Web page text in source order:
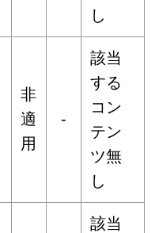
し
非
適
用
‐
該当
する
コン
テン
ツ無
し
該当